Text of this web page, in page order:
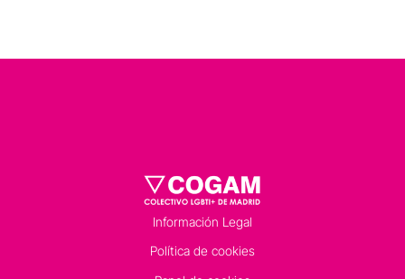
Información Legal
Política de cookies